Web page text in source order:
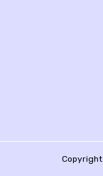
Copyright